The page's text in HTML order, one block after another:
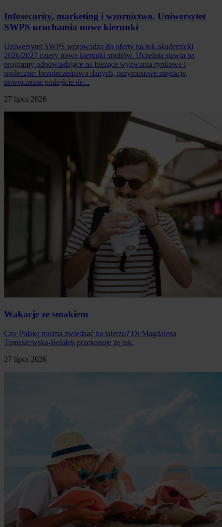
Infosecurity, marketing i wzornictwo. Uniwersytet
SWPS uruchamia nowe kierunki
Uniwersytet SWPS wprowadza do oferty na rok akademicki
2026/2027 cztery nowe kierunki studiów. Uczelnia stawia na
programy odpowiadające na bieżące wyzwania rynkowe i
społeczne: bezpieczeństwo danych, przymusowe migracje,
nowoczesne podejście do...
27 lipca 2026
Wakacje ze smakiem
Czy Polskę można zwiedzać na talerzu? Dr Magdalena
Tomaszewska-Bolałek przekonuje że tak.
27 lipca 2026